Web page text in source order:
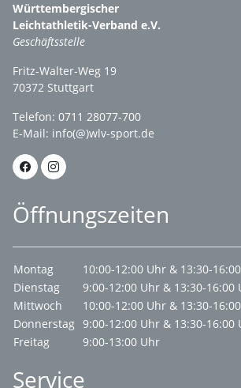
Württembergischer
Leichtathletik-Verband e.V.
Geschäftsstelle
Fritz-Walter-Weg 19
70372 Stuttgart
Telefon: 0711 28077-700
E-Mail: info(@)wlv-sport.de
Öffnungszeiten
Montag
10:00-12:00 Uhr & 13:30-
Dienstag
9:00-12:00 Uhr & 13:30-16:00
Mittwoch
10:00-12:00 Uhr & 13:30-
Donnerstag 9:00-12:00 Uhr & 13:30-16:00
Freitag
9:00-13:00 Uhr
Service